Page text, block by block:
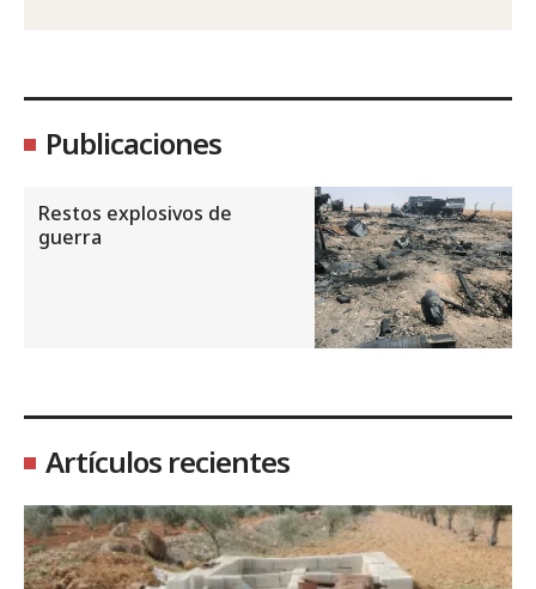
Publicaciones
Restos explosivos de
guerra
Artículos recientes